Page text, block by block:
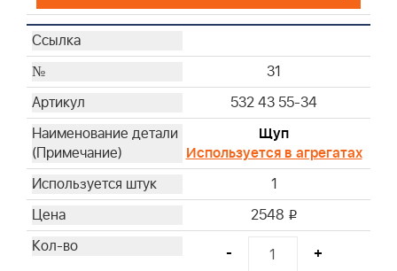
31
532 43 55-34
Щуп
Используется в агрегатах
1
2548 i
- +